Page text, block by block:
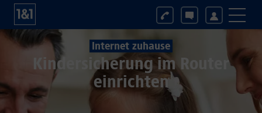
Internet zuhause
Kindersicherung im Router
einrichten